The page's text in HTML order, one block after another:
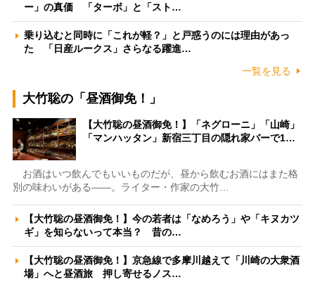
ー」の真価 「ターボ」と「スト…
乗り込むと同時に「これが軽？」と戸惑うのには理由があっ
た 「日産ルークス」さらなる躍進…
一覧を見る
大竹聡の「昼酒御免！」
【大竹聡の昼酒御免！】「ネグローニ」「山崎」
「マンハッタン」新宿三丁目の隠れ家バーで1…
お酒はいつ飲んでもいいものだが、昼から飲むお酒にはまた格
別の味わいがある――。ライター・作家の大竹…
【大竹聡の昼酒御免！】今の若者は「なめろう」や「キヌカツ
ギ」を知らないって本当？ 昔の…
【大竹聡の昼酒御免！】京急線で多摩川越えて「川崎の大衆酒
場」へと昼酒旅 押し寄せるノス…